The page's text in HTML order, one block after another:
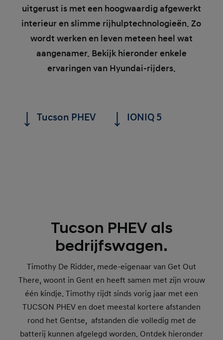
uitgerust is met een hoogwaardig afgewerkt
interieur en slimme rijhulptechnologieën. Zo
wordt werken en leven meteen heel wat
aangenamer. Bekijk hieronder enkele
ervaringen van Hyundai-rijders.
Tucson PHEV IONIQ 5
Tucson PHEV als
bedrijfswagen.
Timothy De Ridder, mede-eigenaar van Get Out
There, woont in Gent en heeft samen met zijn vrouw
één kindje. Timothy rijdt sinds vorig jaar met een
TUCSON PHEV en doet meestal kortere afstanden
rond het Gentse, afstanden die volledig met de
batterij kunnen afgelegd worden. Ontdek hieronder